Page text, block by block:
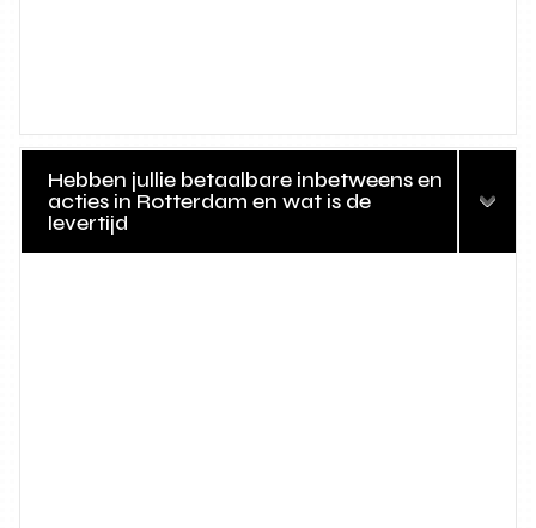
Hebben jullie betaalbare inbetweens en
acties in Rotterdam en wat is de
levertijd